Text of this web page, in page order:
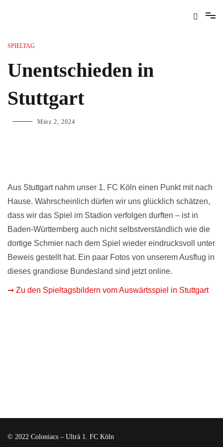
SPIELTAG
Unentschieden in
Stuttgart
März 2, 2024
Aus Stuttgart nahm unser 1. FC Köln einen Punkt mit nach
Hause. Wahrscheinlich dürfen wir uns glücklich schätzen,
dass wir das Spiel im Stadion verfolgen durften – ist in
Baden-Württemberg auch nicht selbstverständlich wie die
dortige Schmier nach dem Spiel wieder eindrucksvoll unter
Beweis gestellt hat. Ein paar Fotos von unserem Ausflug in
dieses grandiose Bundesland sind jetzt online.
➞ Zu den Spieltagsbildern vom Auswärtsspiel in Stuttgart
© 2022 Coloniacs – Ultrà 1. FC Köln